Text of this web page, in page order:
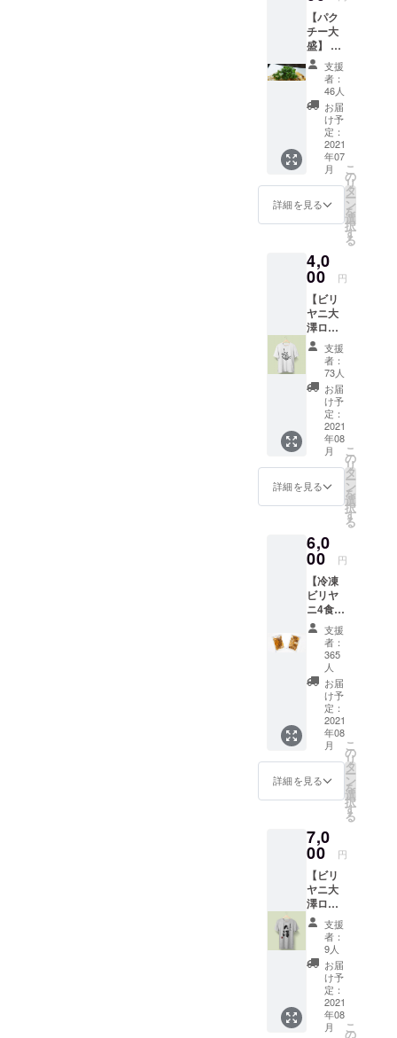
【パク
チー大
盛】 ご
来店さ
れたと
きに
CAMPF
IREで応
援した
よ！っ
て言っ
てもら
えると
パク
チー大
盛りに
す。回
数無制
限、
2021年
末ま
で。
支援
者：
46人
お届
け予
定：
2021
年07
月
詳細を見る
こ
の
リ
タ
ー
ン
を
選
択
す
る
4,0
00 円
【ビリ
ヤニ大
澤ロゴ
入りT
シャ
ツ ウ
ル
ドゥー
語版】
前面に
ビリヤ
ニ大澤
のロゴ
が印刷
されま
す。極
7.1oz生
地のT
シャツ
を使用
しま
す。ロ
ゴはウ
ドゥー
語で
「ビリ
ヤニ大
澤」と
書かれ
ていま
す。 ボ
ディ：
United
ティッ
クスー
パーヘ
ヴィー
ウェイ
トTシャ
ツ 7.1oz
印刷：
黒のシ
ルクス
クリー
ン XS～
XXLの
中から
支援
者：
73人
お届
け予
定：
2021
年08
月
詳細を見る
こ
の
リ
タ
ー
ン
を
選
択
す
る
6,0
00 円
【冷凍
ビリヤ
ニ4食を
おうち
で食べ
る権
利】 冷
凍マト
ンビリ
ヤニ350
ｇ×4食
大人の
事情
で”権
利”と
業許可
が取れ
次第、
順次お
作りし
てクー
ル宅急
便でお
届けし
ます。
発送は
８月以
降を予
定して
おりま
支援
者：
365
人
お届
け予
定：
2021
年08
月
詳細を見る
こ
の
リ
タ
ー
ン
を
選
択
す
る
7,0
00 円
【ビリ
ヤニ大
澤ロゴ
入りT
シャ
ツ 日
本語
版】 前
面にビ
リヤニ
大澤の
ロゴが
支援
者：
9人
お届
け予
定：
2021
年08
月
こ
の